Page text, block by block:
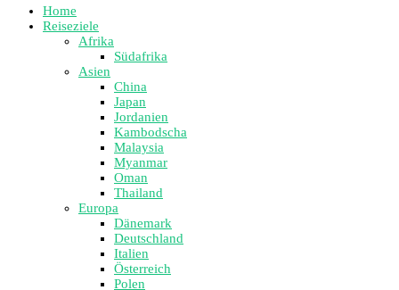
Home
Reiseziele
Afrika
Südafrika
Asien
China
Japan
Jordanien
Kambodscha
Malaysia
Myanmar
Oman
Thailand
Europa
Dänemark
Deutschland
Italien
Österreich
Polen